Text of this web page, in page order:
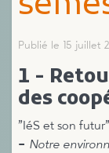
Publié le 15 juillet
1 -
des
"IéS et son futur"
– Notre